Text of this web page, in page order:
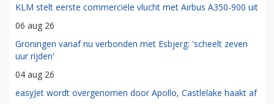
KLM stelt eerste commerciële vlucht met Airbus A350-900 uit
06 aug 26
Groningen vanaf nu verbonden met Esbjerg: 'scheelt zeven
uur rijden'
04 aug 26
easyJet wordt overgenomen door Apollo, Castlelake haakt af